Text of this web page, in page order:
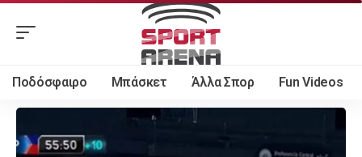
Ποδόσφαιρο Μπάσκετ Άλλα Σπορ Fun Videos